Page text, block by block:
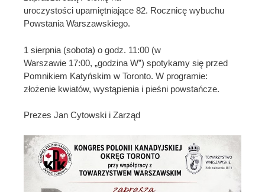
uroczystości upamiętniające 82. Rocznicę wybuchu
Powstania Warszawskiego.
1 sierpnia (sobota) o godz. 11:00 (w
Warszawie 17:00, „godzina W”) spotykamy się przed
Pomnikiem Katyńskim w Toronto. W programie:
złożenie kwiatów, wystąpienia i pieśni powstańcze.
Prezes Jan Cytowski i Zarząd